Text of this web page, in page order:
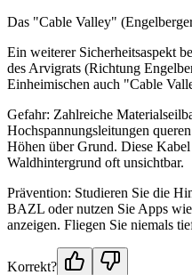
Das "Cable Valley"
Ein weiterer Sicherheitsaspekt
des Arvigrats (Richtung
Einheimischen auch "Cable
Gefahr: Zahlreiche
Hochspannungsleitungen
Höhen über Grund. Diese
Waldhintergrund oft unsichtbar.
Prävention: Studieren Sie die
BAZL oder nutzen Sie Apps
anzeigen. Fliegen Sie niemals
Korrekt?